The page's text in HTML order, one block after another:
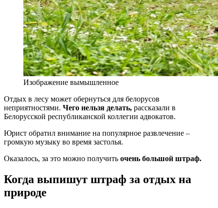
Изображение вымышленное
Отдых в лесу может обернуться для белорусов
неприятностями. Чего нельзя делать, рассказали в
Белорусской республиканской коллегии адвокатов.
Юрист обратил внимание на популярное развлечение –
громкую музыку во время застолья.
Оказалось, за это можно получить очень большой штраф.
Когда выпишут штраф за отдых на
природе